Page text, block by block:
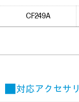
CF249A
■ 対応アクセサリ